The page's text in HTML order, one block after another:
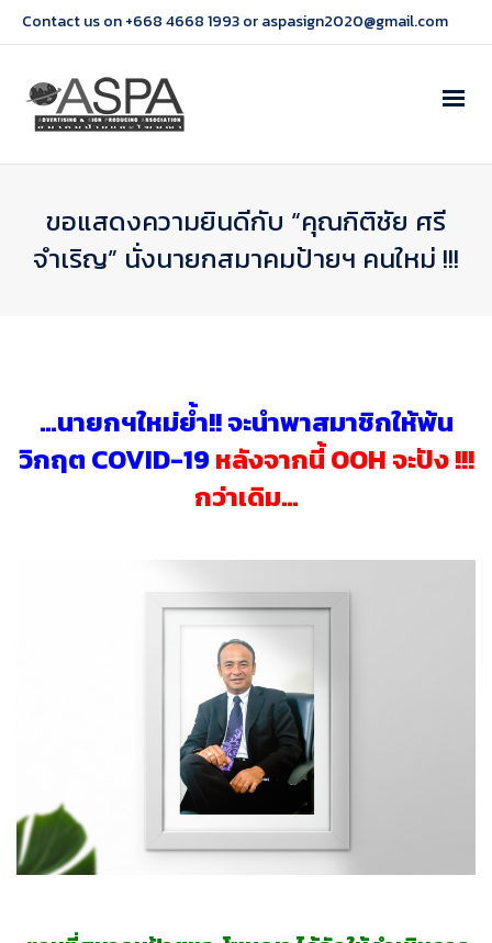
Contact us on +668 4668 1993 or aspasign2020@gmail.com
ขอแสดงความยินดีกับ “คุณกิติชัย ศรี
จำเริญ” นั่งนายกสมาคมป้ายฯ คนใหม่ !!!
…นายกฯใหม่ย้ำ!! จะนำพาสมาชิกให้พ้น
วิกฤต COVID-19 หลังจากนี้ OOH จะปัง !!!
กว่าเดิม…